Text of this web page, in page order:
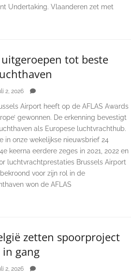
Undertaking. Vlaanderen zet met
tot beste
2, 2026
Airport heeft op de AFLAS Awards
gewonnen. De erkenning bevestigt
als Europese luchtvrachthub.
in onze wekelijkse nieuwsbrief 24
keerna eerdere zeges in 2021, 2022 en
luchtvrachtprestaties Brussels Airport
voor zijn rol in de
won de AFLAS
zetten spoorproject
in gang
2, 2026